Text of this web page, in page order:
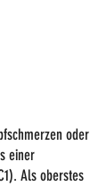
oder
einer
Als oberstes